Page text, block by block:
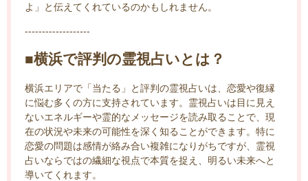
よ」と伝えてくれているのかもしれません。
-------------------
■横浜で評判の霊視占いとは？
横浜エリアで「当たる」と評判の霊視占いは、恋愛や復縁
に悩む多くの方に支持されています。霊視占いは目に見え
ないエネルギーや霊的なメッセージを読み取ることで、現
在の状況や未来の可能性を深く知ることができます。特に
恋愛の問題は感情が絡み合い複雑になりがちですが、霊視
占いならではの繊細な視点で本質を捉え、明るい未来へと
導いてくれます。